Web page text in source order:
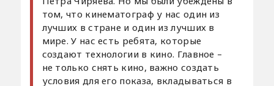
том, что кинематограф у нас один из
лучших в стране и один из лучших в
мире. У нас есть ребята, которые
создают технологии в кино. Главное –
не только снять кино, важно создать
условия для его показа, вкладываться в